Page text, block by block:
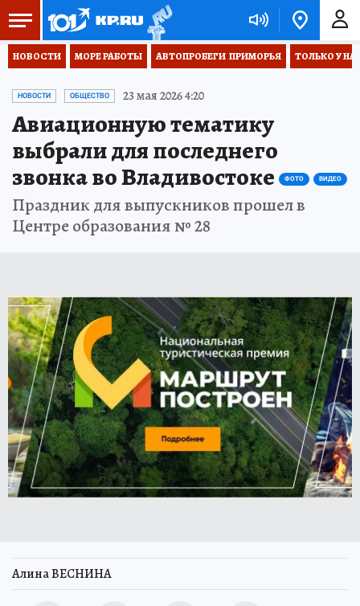
НОВОСТИ МОРЕ РАБОТЫ АВТОПРОБЕГИ  ПРИМОРЬЯ ТОЛЬКО У
НОВОСТИ ОБЩЕСТВО 23 мая 2026 4:20
Авиационную тематику
выбрали для последнего
звонка во Владивостоке
ФОТО ВИДЕО
Праздник для выпускников прошел в
Центре образования № 28
Алина ВЕСНИНА